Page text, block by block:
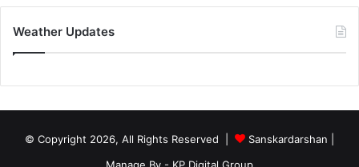
Weather Updates
© Copyright 2026, All Rights Reserved | Sanskardarshan